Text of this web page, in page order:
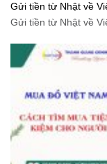
Gửi tiền từ Nhật về
và tiết kiệm
Gửi tiền từ Nhật về